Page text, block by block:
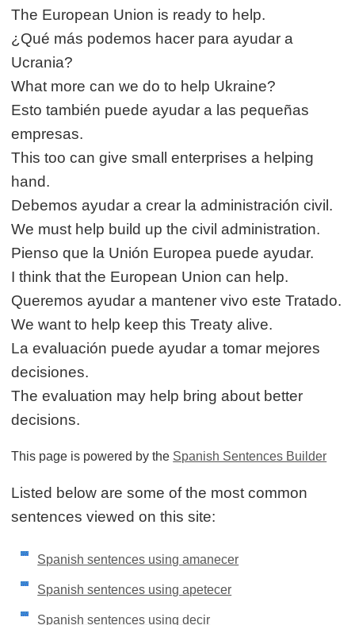
The European Union is ready to help.
¿Qué más podemos hacer para ayudar a
Ucrania?
What more can we do to help Ukraine?
Esto también puede ayudar a las pequeñas
empresas.
This too can give small enterprises a helping
hand.
Debemos ayudar a crear la administración civil.
We must help build up the civil administration.
Pienso que la Unión Europea puede ayudar.
I think that the European Union can help.
Queremos ayudar a mantener vivo este Tratado.
We want to help keep this Treaty alive.
La evaluación puede ayudar a tomar mejores
decisiones.
The evaluation may help bring about better
decisions.
This page is powered by the Spanish Sentences Builder
Listed below are some of the most common
sentences viewed on this site:
Spanish sentences using amanecer
Spanish sentences using apetecer
Spanish sentences using decir